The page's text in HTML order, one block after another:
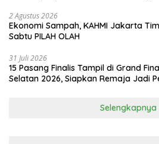
2 Agustus 2026
Ekonomi Sampah, KAHMI Jakarta
Sabtu PILAH OLAH
31 Juli 2026
15 Pasang Finalis Tampil di Grand
Selatan 2026, Siapkan Remaja Jadi
Selengkapnya